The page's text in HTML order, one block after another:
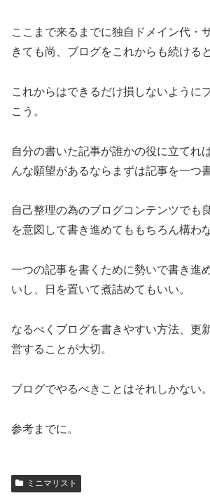
ここまで来るまでに独自ドメイン代・
きても尚、ブログをこれからも続ける
これからはできるだけ損しないように
こう。
自分の書いた記事が誰かの役に立てれ
んな願望があるならまずは記事を一つ
自己整理の為のブログコンテンツでも
を意図して書き進めてももちろん構わな
一つの記事を書くために勢いで書き進
いし、日を置いて煮詰めてもいい。
なるべくブログを書きやすい方法、更
営することが大切。
ブログでやるべきことはそれしかない。
参考までに。
ミニマリスト